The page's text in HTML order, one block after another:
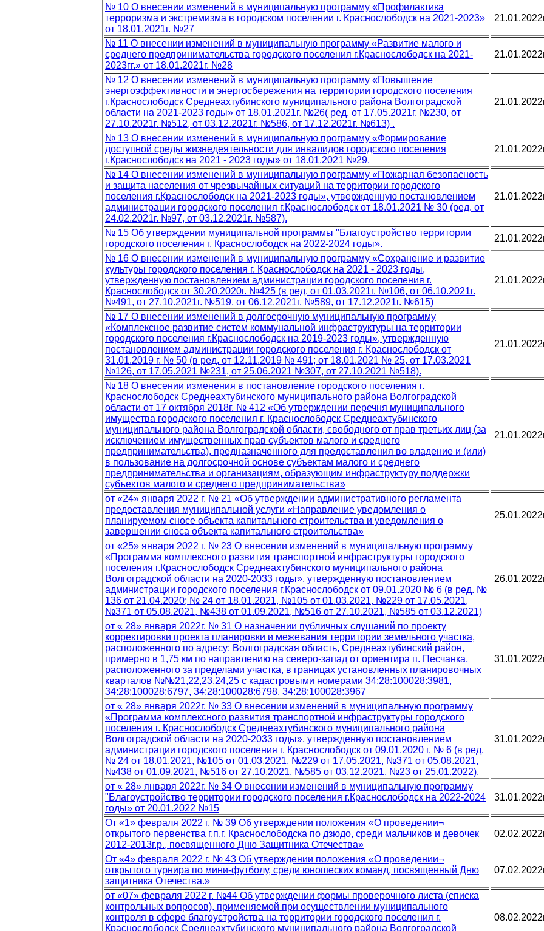
№ 10 О внесении изменений в муниципальную программу «Профилактика
терроризма и экстремизма в городском поселении г. Краснослободск на 2021-2023»
от 18.01.2021г. №27
№ 11 О внесении изменений в муниципальную программу «Развитие малого и
среднего предпринимательства городского поселения г.Краснослободск на 2021-
2023гг.» от 18.01.2021г. №28
№ 12 О внесении изменений в муниципальную программу «Повышение
энергоэффективности и энергосбережения на территории городского поселения
г.Краснослободск Среднеахтубинского муниципального района Волгоградской
области на 2021-2023 годы» от 18.01.2021г. №26( ред. от 17.05.2021г. №230, от
27.10.2021г. №512, от 03.12.2021г. №586, от 17.12.2021г. №613) .
№ 13 О внесении изменений в муниципальную программу «Формирование
доступной среды жизнедеятельности для инвалидов городского поселения
г.Краснослободск на 2021 - 2023 годы» от 18.01.2021 №29.
№ 14 О внесении изменений в муниципальную программу «Пожарная безопасность
и защита населения от чрезвычайных ситуаций на территории городского
поселения г.Краснослободск на 2021-2023 годы», утвержденную постановлением
администрации городского поселения г.Краснослободск от 18.01.2021 № 30 (ред. от
24.02.2021г. №97, от 03.12.2021г. №587).
№ 15 Об утверждении муниципальной программы "Благоустройство территории
городского поселения г. Краснослободск на 2022-2024 годы».
№ 16 О внесении изменений в муниципальную программу «Сохранение и развитие
культуры городского поселения г. Краснослободск на 2021 - 2023 годы,
утвержденную постановлением администрации городского поселения г.
Краснослободск от 30.20.2020г. №425 (в ред. от 01.03.2021г. №106, от 06.10.2021г.
№491, от 27.10.2021г. №519, от 06.12.2021г. №589, от 17.12.2021г. №615)
№ 17 О внесении изменений в долгосрочную муниципальную программу
«Комплексное развитие систем коммунальной инфраструктуры на территории
городского поселения г.Краснослободск на 2019-2023 годы», утвержденную
постановлением администрации городского поселения г. Краснослободск от
31.01.2019 г. № 50 (в ред. от 12.11.2019 № 491; от 18.01.2021 № 25, от 17.03.2021
№126, от 17.05.2021 №231, от 25.06.2021 №307, от 27.10.2021 №518).
№ 18 О внесении изменения в постановление городского поселения г.
Краснослободск Среднеахтубинского муниципального района Волгоградской
области от 17 октября 2018г. № 412 «Об утверждении перечня муниципального
имущества городского поселения г. Краснослободск Среднеахтубинского
муниципального района Волгоградской области, свободного от прав третьих лиц (за
исключением имущественных прав субъектов малого и среднего
предпринимательства), предназначенного для предоставления во владение и (или)
в пользование на долгосрочной основе субъектам малого и среднего
предпринимательства и организациям, образующим инфраструктуру поддержки
субъектов малого и среднего предпринимательства»
от «24» января 2022 г. № 21 «Об утверждении административного регламента
предоставления муниципальной услуги «Направление уведомления о
планируемом сносе объекта капитального строительства и уведомления о
завершении сноса объекта капитального строительства»
от «25» января 2022 г. № 23 О внесении изменений в муниципальную программу
«Программа комплексного развития транспортной инфраструктуры городского
поселения г.Краснослободск Среднеахтубинского муниципального района
Волгоградской области на 2020-2033 годы», утвержденную постановлением
администрации городского поселения г.Краснослободск от 09.01.2020 № 6 (в ред. №
136 от 21.04.2020; № 24 от 18.01.2021, №105 от 01.03.2021, №229 от 17.05.2021,
№371 от 05.08.2021, №438 от 01.09.2021, №516 от 27.10.2021, №585 от 03.12.2021)
от « 28» января 2022г. № 31 О назначении публичных слушаний по проекту
корректировки проекта планировки и межевания территории земельного участка,
расположенного по адресу: Волгоградская область, Среднеахтубинский район,
примерно в 1,75 км по направлению на северо-запад от ориентира п. Песчанка,
расположенного за пределами участка, в границах установленных планировочных
кварталов №№21,22,23,24,25 с кадастровыми номерами 34:28:100028:3981,
34:28:100028:6797, 34:28:100028:6798, 34:28:100028:3967
от « 28» января 2022г. № 33 О внесении изменений в муниципальную программу
«Программа комплексного развития транспортной инфраструктуры городского
поселения г. Краснослободск Среднеахтубинского муниципального района
Волгоградской области на 2020-2033 годы», утвержденную постановлением
администрации городского поселения г. Краснослободск от 09.01.2020 г. № 6 (в ред.
№ 24 от 18.01.2021, №105 от 01.03.2021, №229 от 17.05.2021, №371 от 05.08.2021,
№438 от 01.09.2021, №516 от 27.10.2021, №585 от 03.12.2021, №23 от 25.01.2022).
от « 28» января 2022г. № 34 О внесении изменений в муниципальную программу
"Благоустройство территории городского поселения г.Краснослободск на 2022-2024
годы» от 20.01.2022 №15
От «1» февраля 2022 г. № 39 Об утверждении положения «О проведении¬
открытого первенства г.п.г. Краснослободска по дзюдо, среди мальчиков и девочек
2012-2013г.р., посвященного Дню Защитника Отечества»
От «4» февраля 2022 г. № 43 Об утверждении положения «О проведении¬
открытого турнира по мини-футболу, среди юношеских команд, посвященный Дню
защитника Отечества.»
от «07» февраля 2022 г. №44 Об утверждении формы проверочного листа (списка
контрольных вопросов), применяемой при осуществлении муниципального
контроля в сфере благоустройства на территории городского поселения г.
Краснослободск Среднеахтубинского муниципального района Волгоградской